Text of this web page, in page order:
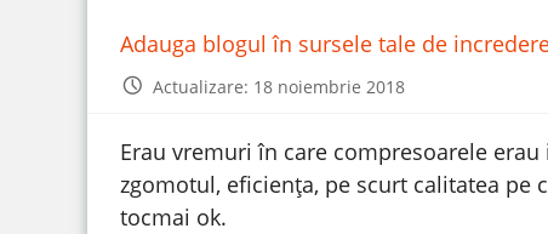
Adauga blogul în sursele tale de
Actualizare: 18 noiembrie 2018
Erau vremuri în care compresoarele
zgomotul, eficiența, pe scurt calitatea pe
tocmai ok.